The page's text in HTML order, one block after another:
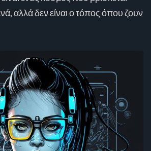
αλλά δεν είναι ο τόπος όπου ζουν